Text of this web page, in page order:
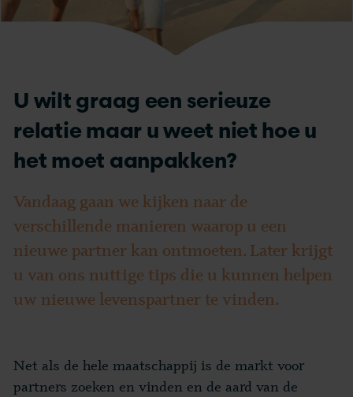
U wilt graag een serieuze
relatie maar u weet niet hoe u
het moet aanpakken?
Vandaag gaan we kijken naar de
verschillende manieren waarop u een
nieuwe partner kan ontmoeten. Later krijgt
u van ons nuttige tips die u kunnen helpen
uw nieuwe levenspartner te vinden.
Net als de hele maatschappij is de markt voor
partners zoeken en vinden en de aard van de